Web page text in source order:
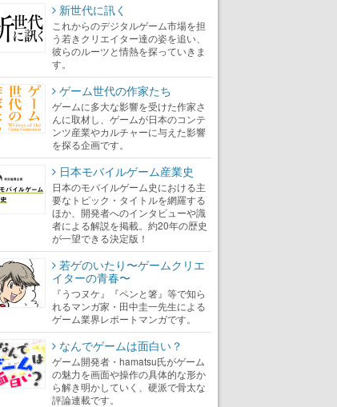
新世代に訊く
これからのデジタルゲーム市場を担
う若きクリエイター達の姿を追い、
彼らのルーツと情熱を探っていきま
す。
ゲーム世代の作家たち
ゲームに多大な影響を受けた作家さ
んに取材し、ゲームが日本のコンテ
ンツ産業やカルチャーに与えた影響
を探る企画です。
日本モバイルゲーム産業史
日本のモバイルゲーム史における主
要なトピック・タイトルを網羅する
ほか、開発者へのインタビューや識
者による解説を掲載。約20年の歴史
が一望できる決定版！
若ゲのいたり〜ゲームクリエ
イターの青春〜
『うつヌケ』『ペンと箸』等で知ら
れるマンガ家・田中圭一先生による
ゲーム業界レポートマンガです。
なんでゲームは面白い？
ゲーム開発者・hamatsu氏がゲーム
の魅力を画面や操作の具体的な形か
ら解き明かしていく、硬派で骨太な
評論連載です。